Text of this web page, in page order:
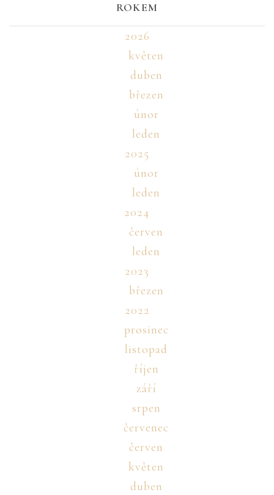
ROKEM
2026
květen
duben
březen
únor
leden
2025
únor
leden
2024
červen
leden
2023
březen
2022
prosinec
listopad
říjen
září
srpen
červenec
červen
květen
duben